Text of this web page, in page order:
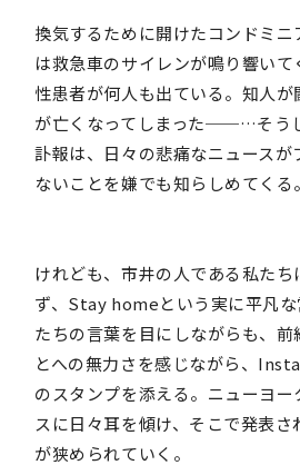
換気するために開けたコンドミニ
は救急車のサイレンが鳴り響い
性患者が何人も出ている。知人が
が亡くなってしまった──…そう
訃報は、日々の悲痛なニュースが
ないことを嫌でも知らしめてくる。
けれども、市井の人である私たち
ず、Stay homeという実に平凡
たちの言葉を目にしながらも、前
とへの無力さを感じながら、
のスタンプを添える。ニューヨー
スに日々耳を傾け、そこで発表さ
が狭められていく。